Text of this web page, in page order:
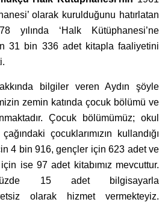
olarak kurulduğunu hatırlatan
yılında ‘Halk Kütüphanesi’ne
31 bin 336 adet kitapla faaliyetini
bilgiler veren Aydın şöyle
zemin katında çocuk bölümü ve
Çocuk bölümümüz; okul
çocuklarımızın kullandığı
4 bin 916, gençler için 623 adet ve
ise 97 adet kitabımız mevcuttur.
15 adet bilgisayarla
olarak hizmet vermekteyiz.